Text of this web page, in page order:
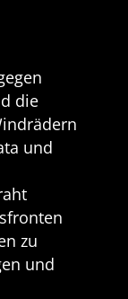
die
und
zu
und